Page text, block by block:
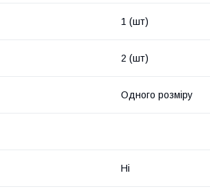
1 (шт)
2 (шт)
Одного розміру
Ні